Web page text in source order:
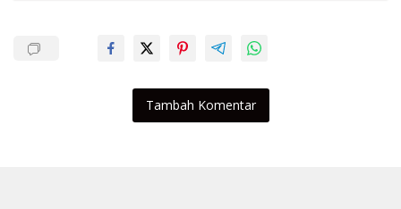
Tambah Komentar